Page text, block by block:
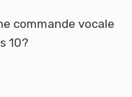
commande vocale
10?